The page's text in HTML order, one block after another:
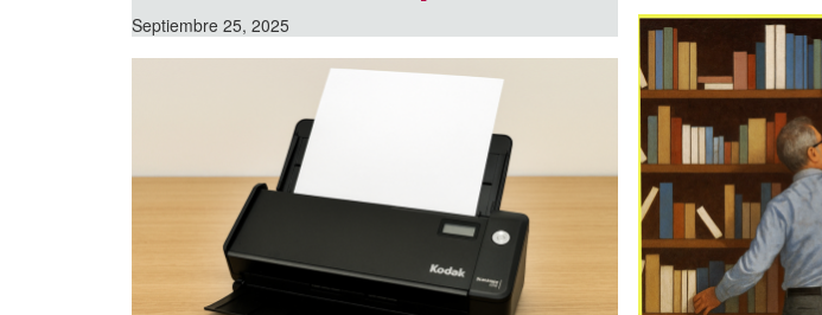
Septiembre 25, 2025